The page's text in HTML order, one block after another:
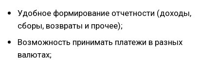
Удобное формирование отчетности (доходы,
сборы, возвраты и прочее);
Возможность принимать платежи в разных
валютах;